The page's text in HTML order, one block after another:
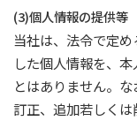
(3)個人情報の提供等
当社は、法令で定
した個人情報を、
とはありません。な
訂正、追加若しく